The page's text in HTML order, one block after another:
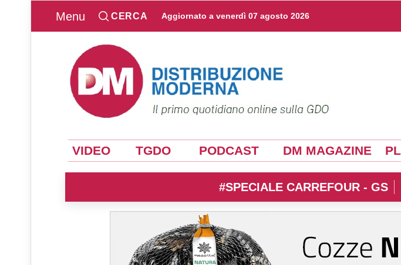
Menu CERCA Aggiornato a venerdì 07 agosto 2026
VIDEO TGDO PODCAST DM MAGAZINE
#SPECIALE CARREFOUR - GS